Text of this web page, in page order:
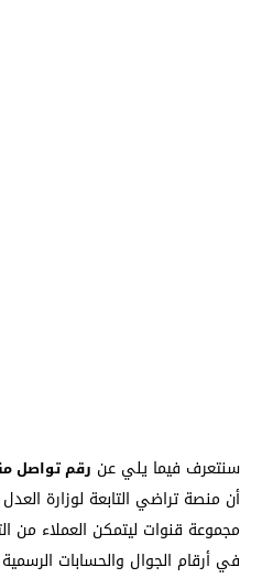
سنتعرف فيما يلي عن رقم تواصل
أن منصة تراضي التابعة لوزارة
مجموعة قنوات ليتمكن العملاء من
في أرقام الجوال والحسابات